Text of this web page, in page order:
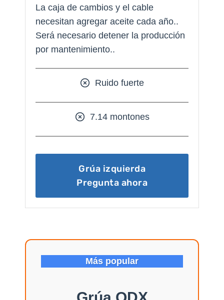
La caja de cambios y el cable
necesitan agregar aceite cada año..
Será necesario detener la producción
por mantenimiento..
Ruido fuerte
7.14 montones
Grúa izquierda
Pregunta ahora
Más popular